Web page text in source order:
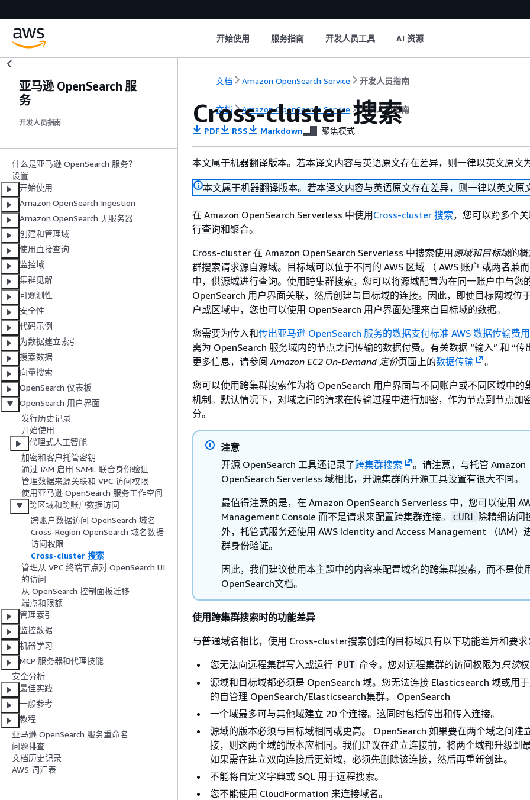
开始使用 服务指南 开发人员工具 AI 资源
亚马逊 OpenSearch 服
务
开发人员指南
什么是亚马逊 OpenSearch 服务？
设置
开始使用
Amazon OpenSearch Ingestion
Amazon OpenSearch 无服务器
创建和管理域
使用直接查询
监控域
集群见解
可观测性
安全性
代码示例
为数据建立索引
搜索数据
向量搜索
OpenSearch 仪表板
OpenSearch 用户界面
发行历史记录
开始使用
代理式人工智能
加密和客户托管密钥
通过 IAM 启用 SAML 联合身份验证
管理数据来源关联和 VPC 访问权限
使用亚马逊 OpenSearch 服务工作空间
跨区域和跨账户数据访问
跨账户数据访问 OpenSearch 域名
Cross-Region OpenSearch 域名数据
访问权限
Cross-cluster 搜索
管理从 VPC 终端节点对 OpenSearch UI
的访问
从 OpenSearch 控制面板迁移
端点和限额
管理索引
监控数据
机器学习
MCP 服务器和代理技能
安全分析
最佳实践
一般参考
教程
亚马逊 OpenSearch 服务重命名
问题排查
文档历史记录
AWS 词汇表
文档 Amazon OpenSearch Service 开发人员指南
文档 Amazon OpenSearch Service 开发人员指南
Cross-cluster 搜索
PDF RSS Markdown 聚焦模式
本文属于机器翻译版本。若本译文内容与英语原文存在差异，则一律以英文原文为
本文属于机器翻译版本。若本译文内容与英语原文存在差异，则一律以英文原
在 Amazon OpenSearch Serverless 中使用 Cross-cluster 搜索，您可以跨多个
行查询和聚合。
Cross-cluster 在 Amazon OpenSearch Serverless 中搜索使用 源域和目标域的
群搜索请求源自源域。目标域可以位于不同的 AWS 区域 （ AWS 账户 或两者兼而
中，供源域进行查询。使用跨集群搜索，您可以将源域配置为在同一账户中与您
OpenSearch 用户界面关联，然后创建与目标域的连接。因此，即使目标网域位
户或区域中，您也可以使用 OpenSearch 用户界面处理来自目标域的数据。
您需要为传入和传出亚马逊 OpenSearch 服务的数据支付标准 AWS 数据传输费用
需为 OpenSearch 服务域内的节点之间传输的数据付费。有关数据 “输入” 和 “传
更多信息，请参阅Amazon EC2 On-Demand 定价页面上的数据传输
。
您可以使用跨集群搜索作为将 OpenSearch 用户界面与不同账户或不同区域中的
机制。默认情况下，对域之间的请求在传输过程中进行加密，作为节点到节点加
分。
注意
开源 OpenSearch 工具还记录了跨集群搜索
。请注意，与托管 Amazon
OpenSearch Serverless 域相比，开源集群的开源工具设置有很大不同。
最值得注意的是，在 Amazon OpenSearch Serverless 中，您可以使用
Management Console 而不是请求来配置跨集群连接。
cURL 除精细访问
外，托管式服务还使用 AWS Identity and Access Management （IAM）
群身份验证。
因此，我们建议使用本主题中的内容来配置域名的跨集群搜索，而不是使
OpenSearch文档。
使用跨集群搜索时的功能差异
与普通域名相比，使用 Cross-cluster搜索创建的目标域具有以下功能差异和要求
您无法向远程集群写入或运行 PUT 命令。您对远程集群的访问权限为只读权
源域和目标域都必须是 OpenSearch 域。您无法连接 Elasticsearch 域或用
的自管理 OpenSearch/Elasticsearch集群。 OpenSearch
一个域最多可与其他域建立 20 个连接。这同时包括传出和传入连接。
源域的版本必须与目标域相同或更高。 OpenSearch 如果要在两个域之间建
接，则这两个域的版本应相同。我们建议在建立连接前，将两个域都升级到最
如果需在建立双向连接后更新域，必须先删除该连接，然后再重新创建。
不能将自定义字典或 SQL 用于远程搜索。
您不能使用 CloudFormation 来连接域名。